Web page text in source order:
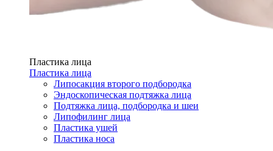
Пластика лица
Пластика лица
Липосакция второго подбородка
Эндоскопическая подтяжка лица
Подтяжка лица, подбородка и шеи
Липофилинг лица
Пластика ушей
Пластика носа